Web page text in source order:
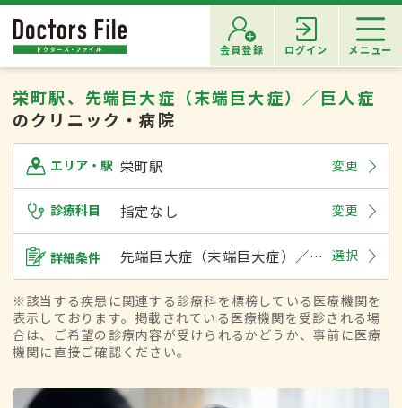
会員登録 ログイン メニュー
栄町駅、先端巨大症（末端巨大症）／巨人症
のクリニック・病院
エリア・駅 栄町駅 変更
診療科目 指定なし 変更
詳細条件 先端巨大症（末端巨大症）／巨人症 選択
※該当する疾患に関連する診療科を標榜している医療機関を
表示しております。掲載されている医療機関を受診される場
合は、ご希望の診療内容が受けられるかどうか、事前に医療
機関に直接ご確認ください。